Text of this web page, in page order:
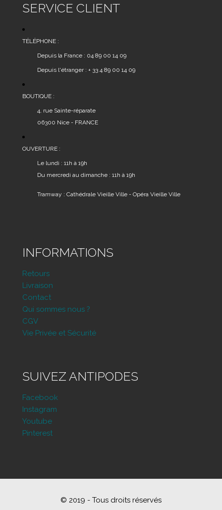
SERVICE CLIENT
TÉLÉPHONE :
Depuis la France : 04 89 00 14 09
Depuis l'étranger : + 33 4 89 00 14 09
BOUTIQUE :
4, rue Sainte-réparate
06300 Nice - FRANCE
OUVERTURE :
Le lundi : 11h à 19h
Du mercredi au dimanche : 11h à 19h
Tramway : Cathédrale Vieille Ville - Opéra Vieille Ville
INFORMATIONS
Retours
Livraison
Contact
Qui sommes nous ?
CGV
Vie Privée et Sécurité
SUIVEZ ANTIPODES
Facebook
Instagram
Youtube
Pinterest
© 2019 - Tous droits réservés